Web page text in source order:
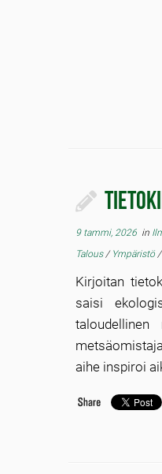
9 tammi, 2026in
Talous/ Ympäristö /
Kirjoitan
saisi
aihe inspiroi